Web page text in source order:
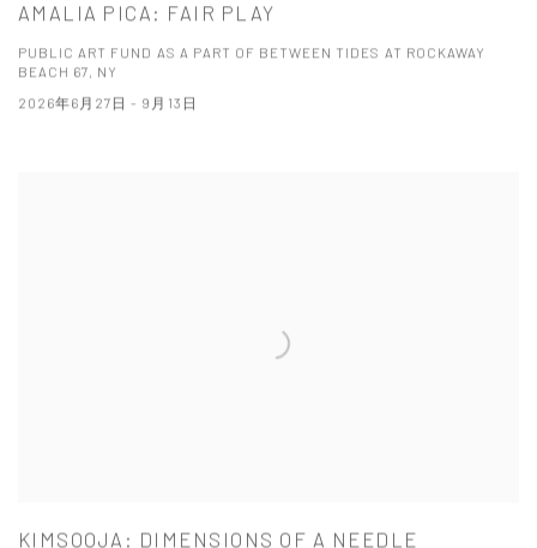
AMALIA PICA: FAIR PLAY
PUBLIC ART FUND AS A PART OF BETWEEN TIDES AT ROCKAWAY
BEACH 67, NY
2026年6月27日 - 9月13日
KIMSOOJA: DIMENSIONS OF A NEEDLE